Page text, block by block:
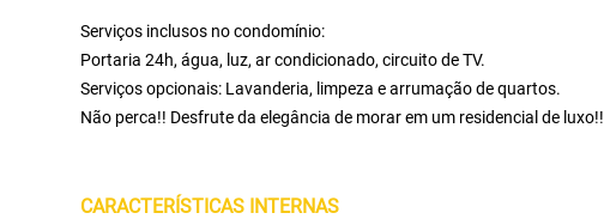
Serviços inclusos no condomínio:
Portaria 24h, água, luz, ar condicionado, circuito de TV.
Serviços opcionais: Lavanderia, limpeza e arrumação de quartos.
Não perca!! Desfrute da elegância de morar em um residencial de luxo!!
CARACTERÍSTICAS INTERNAS